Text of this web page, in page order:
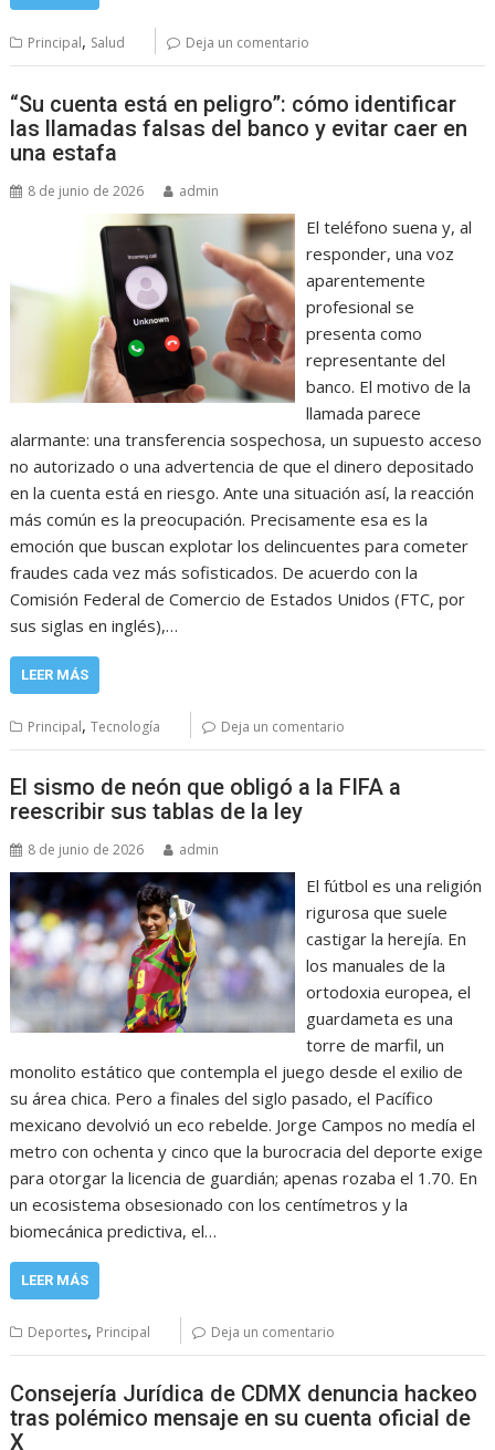
Principal, Salud Deja un comentario
“Su cuenta está en peligro”: cómo identificar
las llamadas falsas del banco y evitar caer en
una estafa
8 de junio de 2026 admin
El teléfono suena y, al
responder, una voz
aparentemente
profesional se
presenta como
representante del
banco. El motivo de la
llamada parece
alarmante: una transferencia sospechosa, un supuesto acceso
no autorizado o una advertencia de que el dinero depositado
en la cuenta está en riesgo. Ante una situación así, la reacción
más común es la preocupación. Precisamente esa es la
emoción que buscan explotar los delincuentes para cometer
fraudes cada vez más sofisticados. De acuerdo con la
Comisión Federal de Comercio de Estados Unidos (FTC, por
sus siglas en inglés),…
LEER MÁS
Principal,Tecnología Deja un comentario
El sismo de neón que obligó a la FIFA a
reescribir sus tablas de la ley
8 de junio de 2026 admin
El fútbol es una religión
rigurosa que suele
castigar la herejía. En
los manuales de la
ortodoxia europea, el
guardameta es una
torre de marfil, un
monolito estático que contempla el juego desde el exilio de
su área chica. Pero a finales del siglo pasado, el Pacífico
mexicano devolvió un eco rebelde. Jorge Campos no medía el
metro con ochenta y cinco que la burocracia del deporte exige
para otorgar la licencia de guardián; apenas rozaba el 1.70. En
un ecosistema obsesionado con los centímetros y la
biomecánica predictiva, el…
LEER MÁS
Deportes, Principal Deja un comentario
Consejería Jurídica de CDMX denuncia hackeo
tras polémico mensaje en su cuenta oficial de
X